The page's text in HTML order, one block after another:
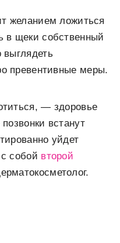
желанием ложиться
в щеки собственный
выглядеть
превентивные меры.
— здоровье
встанут
уйдет
собой второй